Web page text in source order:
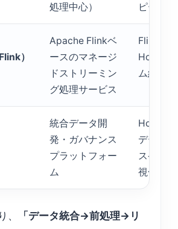
処理中心）
ピー不
）
Apache Flinkベ
ースのマネージ
ドストリーミン
グ処理サービス
Flinkジ
ム結果
統合データ開
発・ガバナンス
プラットフォー
ム
データ
スケジ
視化・
、
「データ統合→前処理→リ